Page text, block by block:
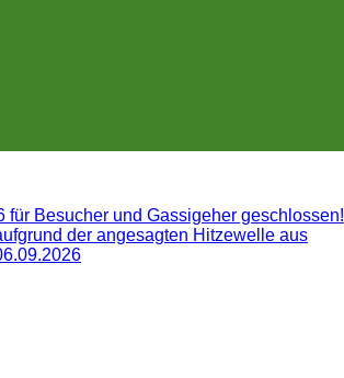
Besucher und Gassigeher geschlossen!
der angesagten Hitzewelle aus